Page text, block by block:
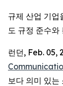
규제 산업 기업
도 규정 준수와
런던, Feb. 05,
보다 의미 있는